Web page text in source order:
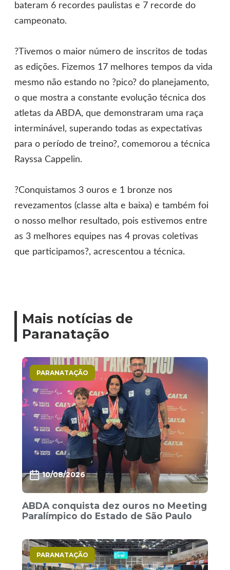
bateram 6 recordes paulistas e 7 recorde do
campeonato.
?Tivemos o maior número de inscritos de todas
as edições. Fizemos 17 melhores tempos da vida
mesmo não estando no ?pico? do planejamento,
o que mostra a constante evolução técnica dos
atletas da ABDA, que demonstraram uma raça
interminável, superando todas as expectativas
para o período de treino?, comemorou a técnica
Rayssa Cappelin.
?Conquistamos 3 ouros e 1 bronze nos
revezamentos (classe alta e baixa) e também foi
o nosso melhor resultado, pois estivemos entre
as 3 melhores equipes nas 4 provas coletivas
que participamos?, acrescentou a técnica.
Mais notícias de
Paranatação
PARANATAÇÃO
10/08/2026
ABDA conquista dez ouros no Meeting
Paralímpico do Estado de São Paulo
PARANATAÇÃO